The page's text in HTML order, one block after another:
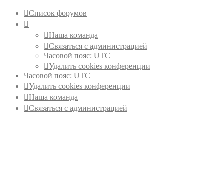
Список форумов
Наша команда
Связаться с администрацией
Часовой пояс: UTC
Удалить cookies конференции
Часовой пояс: UTC
Удалить cookies конференции
Наша команда
Связаться с администрацией